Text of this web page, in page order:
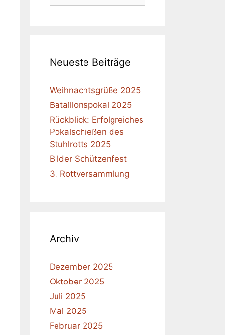
Neueste Beiträge
Weihnachtsgrüße 2025
Bataillonspokal 2025
Rückblick: Erfolgreiches
Pokalschießen des
Stuhlrotts 2025
Bilder Schützenfest
3. Rottversammlung
Archiv
Dezember 2025
Oktober 2025
Juli 2025
Mai 2025
Februar 2025